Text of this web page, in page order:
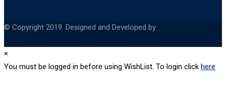
© Copyright 2019. Designed and Developed by
×
You must be logged in before using WishList. To login click here